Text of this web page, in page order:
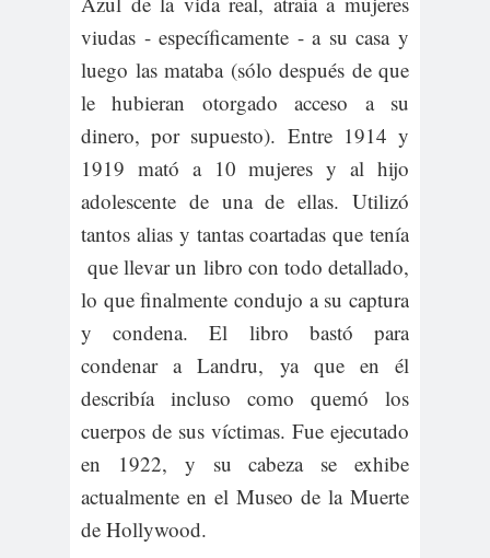
viudas - específicamente - a su casa y
luego las mataba (sólo después de que
le hubieran otorgado acceso a su
dinero, por supuesto). Entre 1914 y
1919 mató a 10 mujeres y al hijo
adolescente de una de ellas. Utilizó
tantos alias y tantas coartadas que tenía
que llevar un libro con todo detallado,
lo que finalmente condujo a su captura
y condena. El libro bastó para
condenar a Landru, ya que en él
describía incluso como quemó los
cuerpos de sus víctimas. Fue ejecutado
en 1922, y su cabeza se exhibe
actualmente en el Museo de la Muerte
de Hollywood.